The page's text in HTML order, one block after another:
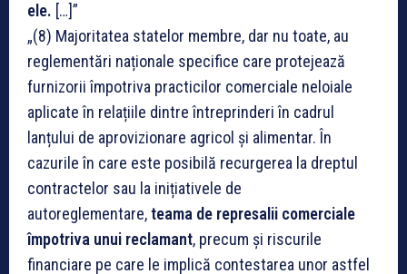
ele. […]”
„(8) Majoritatea statelor membre, dar nu toate, au
reglementări naționale specifice care protejează
furnizorii împotriva practicilor comerciale neloiale
aplicate în relațiile dintre întreprinderi în cadrul
lanțului de aprovizionare agricol și alimentar. În
cazurile în care este posibilă recurgerea la dreptul
contractelor sau la inițiativele de
autoreglementare,teama de represalii comerciale
împotriva unui reclamant, precum și riscurile
financiare pe care le implică contestarea unor astfel